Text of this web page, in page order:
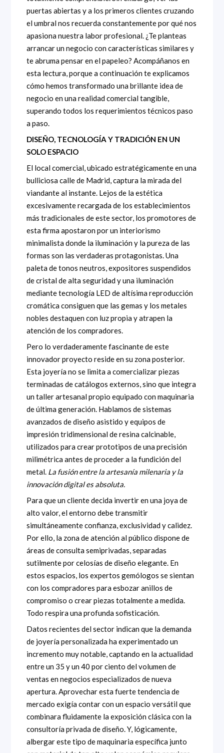
puertas abiertas y a los primeros clientes cruzando
el umbral nos recuerda constantemente por qué nos
apasiona nuestra labor profesional. ¿Te planteas
arrancar un negocio con características similares y
te abruma pensar en el papeleo? Acompáñanos en
esta lectura, porque a continuación te explicamos
cómo hemos transformado una brillante idea de
negocio en una realidad comercial tangible,
superando todos los requerimientos técnicos paso
a paso.
DISEÑO, TECNOLOGÍA Y TRADICIÓN EN UN
SOLO ESPACIO
El local comercial, ubicado estratégicamente en una
bulliciosa calle de Madrid, captura la mirada del
viandante al instante. Lejos de la estética
excesivamente recargada de los establecimientos
más tradicionales de este sector, los promotores de
esta firma apostaron por un interiorismo
minimalista donde la iluminación y la pureza de las
formas son las verdaderas protagonistas. Una
paleta de tonos neutros, expositores suspendidos
de cristal de alta seguridad y una iluminación
mediante tecnología LED de altísima reproducción
cromática consiguen que las gemas y los metales
nobles destaquen con luz propia y atrapen la
atención de los compradores.
Pero lo verdaderamente fascinante de este
innovador proyecto reside en su zona posterior.
Esta joyería no se limita a comercializar piezas
terminadas de catálogos externos, sino que integra
un taller artesanal propio equipado con maquinaria
de última generación. Hablamos de sistemas
avanzados de diseño asistido y equipos de
impresión tridimensional de resina calcinable,
utilizados para crear prototipos de una precisión
milimétrica antes de proceder a la fundición del
metal. La fusión entre la artesanía milenaria y la
innovación digital es absoluta.
Para que un cliente decida invertir en una joya de
alto valor, el entorno debe transmitir
simultáneamente confianza, exclusividad y calidez.
Por ello, la zona de atención al público dispone de
áreas de consulta semiprivadas, separadas
sutilmente por celosías de diseño elegante. En
estos espacios, los expertos gemólogos se sientan
con los compradores para esbozar anillos de
compromiso o crear piezas totalmente a medida.
Todo respira una profunda sofisticación.
Datos recientes del sector indican que la demanda
de joyería personalizada ha experimentado un
incremento muy notable, captando en la actualidad
entre un 35 y un 40 por ciento del volumen de
ventas en negocios especializados de nueva
apertura. Aprovechar esta fuerte tendencia de
mercado exigía contar con un espacio versátil que
combinara fluidamente la exposición clásica con la
consultoría privada de diseño. Y, lógicamente,
albergar este tipo de maquinaria específica junto